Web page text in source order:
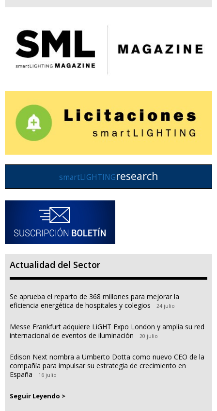
smartLIGHTINGresearch
Actualidad del Sector
Se aprueba el reparto de 368 millones para mejorar la
eficiencia energética de hospitales y colegios
24 julio
Messe Frankfurt adquiere LiGHT Expo London y amplía su red
internacional de eventos de iluminación
20 julio
Edison Next nombra a Umberto Dotta como nuevo CEO de la
compañía para impulsar su estrategia de crecimiento en
España
16 julio
Seguir Leyendo >